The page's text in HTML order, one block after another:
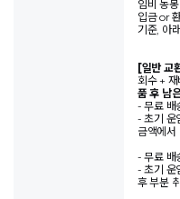
임비 동
입금 or
기준, 아
[일반 교
회수 +
품 후 남
- 무료
- 초기 운
금액에
- 무료
- 초기 운
후 부분